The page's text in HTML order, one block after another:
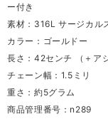
ー付き
素材：316L サージカル
カラー：ゴールドー
長さ：42センチ （＋ア
チェーン幅：1.5ミリ
重さ：約5グラム
商品管理番号：n289